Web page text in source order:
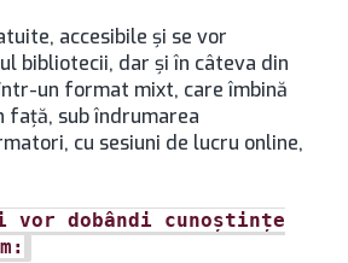
accesibile și se vor
bibliotecii, dar și în câteva din
un format mixt, care îmbină
sub îndrumarea
cu sesiuni de lucru online,
dobândi cunoștințe